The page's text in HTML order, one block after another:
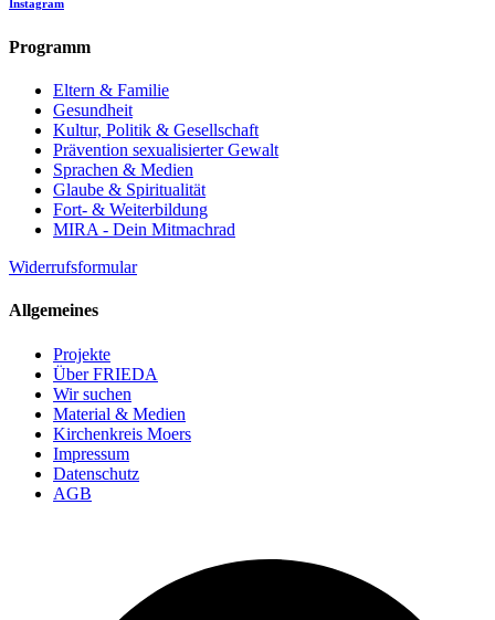
Instagram
Programm
Eltern & Familie
Gesundheit
Kultur, Politik & Gesellschaft
Prävention sexualisierter Gewalt
Sprachen & Medien
Glaube & Spiritualität
Fort- & Weiterbildung
MIRA - Dein Mitmachrad
Widerrufsformular
Allgemeines
Projekte
Über FRIEDA
Wir suchen
Material & Medien
Kirchenkreis Moers
Impressum
Datenschutz
AGB